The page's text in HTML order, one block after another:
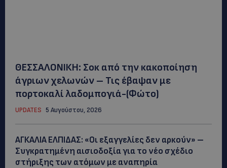
ΘΕΣΣΑΛΟΝΙΚΗ: Σοκ από την κακοποίηση
άγριων χελωνών – Τις έβαψαν με
πορτοκαλί λαδομπογιά-(Φώτο)
UPDATES 5 Αυγούστου, 2026
ΑΓΚΑΛΙΑ ΕΛΠΙΔΑΣ: «Οι εξαγγελίες δεν αρκούν» –
Συγκρατημένη αισιοδοξία για το νέο σχέδιο
στήριξης των ατόμων με αναπηρία